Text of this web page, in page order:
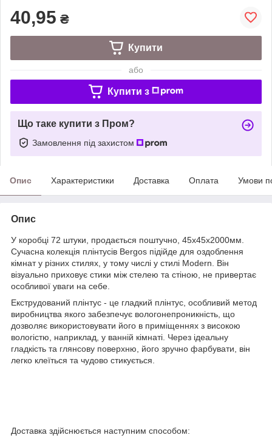
40,95 ₴
Купити
або
Купити з
Що таке купити з Пром?
Замовлення під захистом
Опис Характеристики Доставка Оплата Умови
Опис
У коробці 72 штуки, продається поштучно, 45х45х2000мм.
Сучасна колекція плінтусів Bergos підійде для оздоблення
кімнат у різних стилях, у тому числі у стилі Modern. Він
візуально приховує стики між стелею та стіною, не привертає
особливої ​​уваги на себе.
Екструдований плінтус - це гладкий плінтус, особливий метод
виробництва якого забезпечує вологонепроникність, що
дозволяє використовувати його в приміщеннях з високою
вологістю, наприклад, у ванній кімнаті. Через ідеальну
гладкість та глянсову поверхню, його зручно фарбувати, він
легко клеїться та чудово стикується.
Доставка здійснюється наступним способом: